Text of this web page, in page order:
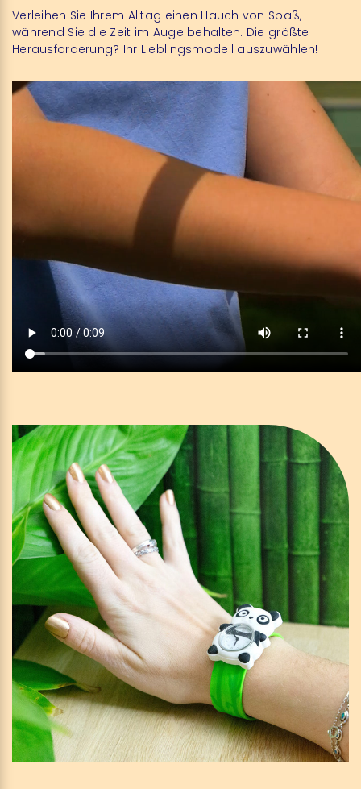
Verleihen Sie Ihrem Alltag einen Hauch von Spaß,
während Sie die Zeit im Auge behalten. Die größte
Herausforderung? Ihr Lieblingsmodell auszuwählen!